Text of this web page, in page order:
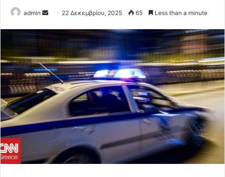
admin
Send 22 Δεκεμβρίου, 2025 65 Less than a minute